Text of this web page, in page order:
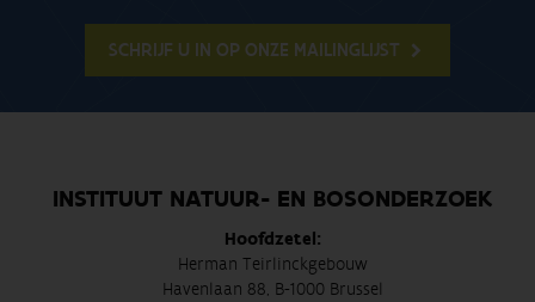
SCHRIJF U IN OP ONZE MAILINGLIJST
INSTITUUT NATUUR- EN BOSONDERZOEK
Hoofdzetel:
Herman Teirlinckgebouw
Havenlaan 88, B-1000 Brussel